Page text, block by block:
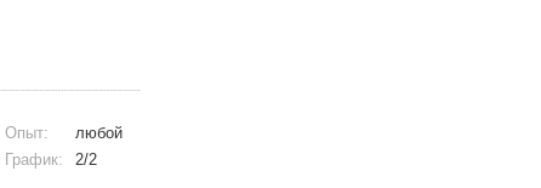
Опыт:
любой
График:
2/2